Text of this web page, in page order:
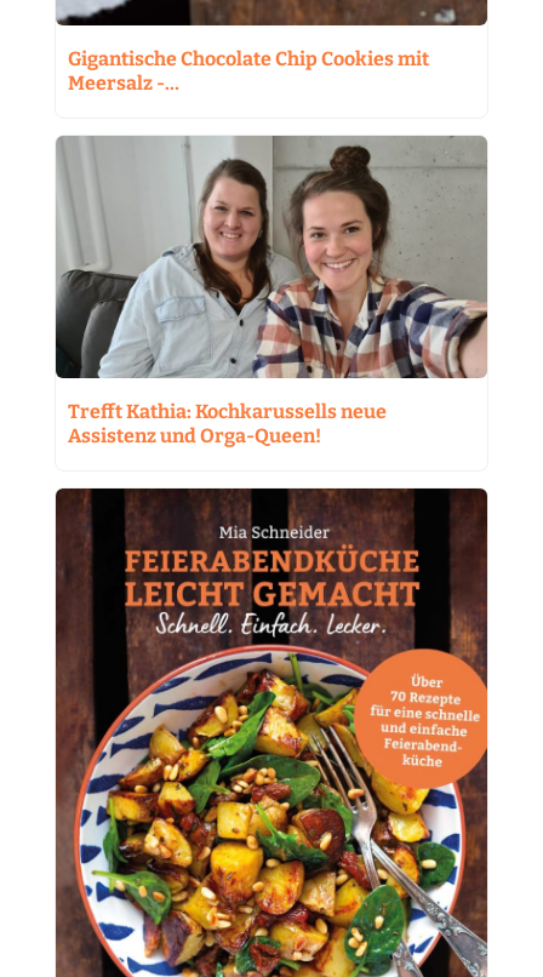
Gigantische Chocolate Chip Cookies mit
Meersalz -…
Trefft Kathia: Kochkarussells neue
Assistenz und Orga-Queen!